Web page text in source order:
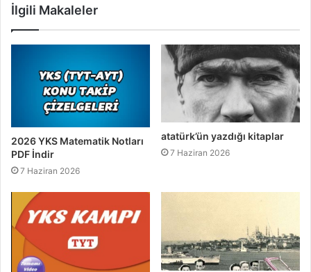
İlgili Makaleler
2026 YKS Matematik Notları
PDF İndir
7 Haziran 2026
atatürk’ün yazdığı kitaplar
7 Haziran 2026